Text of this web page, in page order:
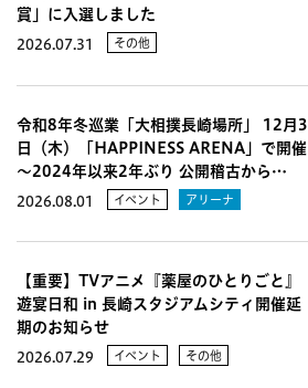
賞」に入選しました
2026.07.31 その他
令和8年冬巡業「大相撲長崎場所」 12月3
日（木）「HAPPINESS ARENA」で開催
～2024年以来2年ぶり 公開稽古から…
2026.08.01 イベント アリーナ
【重要】TVアニメ『薬屋のひとりごと』
遊宴日和 in 長崎スタジアムシティ開催延
期のお知らせ
2026.07.29 イベント その他